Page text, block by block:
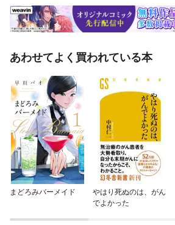
あわせてよく買われている本
まどろみバーメイド
やはり死ぬのは、がん
でよかった